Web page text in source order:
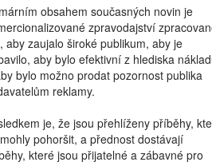
obsahem současných novin je
zpravodajství
aby zaujalo široké publikum, aby je
aby bylo efektivní z hlediska
bylo možno prodat pozornost publika
reklamy.
je, že jsou přehlíženy příběhy,
pohoršit, a přednost dostávají
které jsou přijatelné a zábavné pro